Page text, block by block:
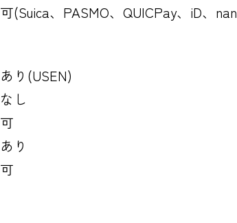
可(Suica、PASMO、QUICPay、iD、
あり(USEN)
なし
可
あり
可